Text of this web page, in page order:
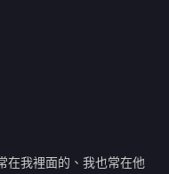
在我裡面的、我也常在他